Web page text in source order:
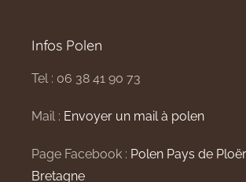
Infos Polen
Tel : 06 38 41 90 73
Mail : Envoyer un mail à polen
Page Facebook : Polen Pays de
Bretagne